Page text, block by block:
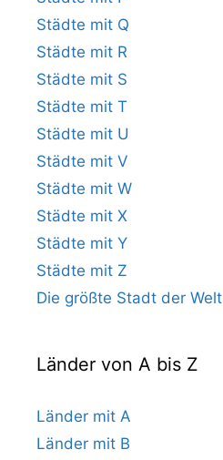
Städte mit Q
Städte mit R
Städte mit S
Städte mit T
Städte mit U
Städte mit V
Städte mit W
Städte mit X
Städte mit Y
Städte mit Z
Die größte Stadt der Welt
Länder von A bis Z
Länder mit A
Länder mit B